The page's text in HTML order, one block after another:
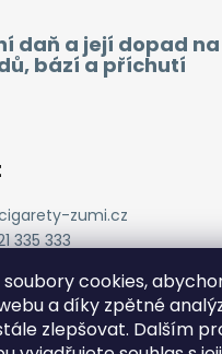
cookies,
a díky zpětné
zlepšovat. Dalším
daň a její dopad
bází a příchutí
zumi.cz
335 333